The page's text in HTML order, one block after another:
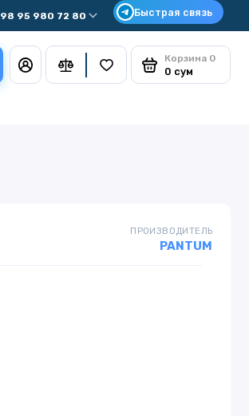
95 980 72 80
Корзина 0
0 сум
PANTUM
ПРОИЗВОДИТЕЛЬ